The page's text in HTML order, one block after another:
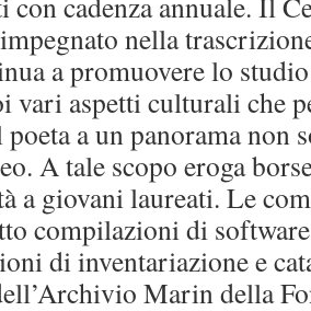
nella
a promuovere lo
vari aspetti culturali che
a un panorama non
A tale scopo eroga
a giovani laureati. Le
compilazioni di
di inventariazione e
Marin della